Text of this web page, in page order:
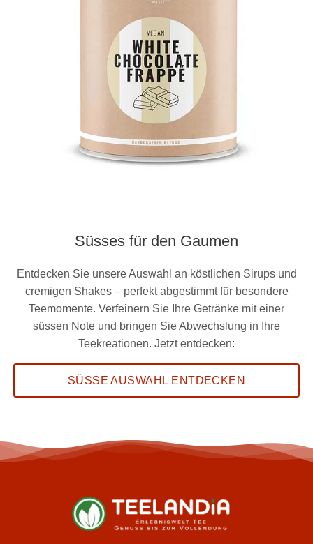
Süsses für den Gaumen
Entdecken Sie unsere Auswahl an köstlichen Sirups und
cremigen Shakes – perfekt abgestimmt für besondere
Teemomente. Verfeinern Sie Ihre Getränke mit einer
süssen Note und bringen Sie Abwechslung in Ihre
Teekreationen. Jetzt entdecken:
SÜSSE AUSWAHL ENTDECKEN